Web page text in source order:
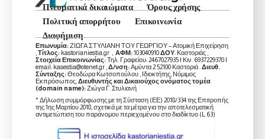
Πνευματικά δικαιώματα
Όρους χρήσης
Πολιτική απορρήτου
Επικοινωνία
Διαφήμιση
Επωνυμία:ΖΙΩΓΑ ΣΤΥΛΙΑΝΗ ΤΟΥ ΓΕΩΡΓΙΟΥ – Ατομική Επιχείρηση
Τίτλος: kastorianiestia.gr , ΑΦΜ:103040910ΔΟΥ: Καστοριάς ,
Στοιχεία Επικοινωνίας:Τηλ. Γραφείου: 2467027935 | Κιν. 6937229370 |
email: kasestia@otenet.gr , Δ/νση:Αμύντα 2 52100 Καστοριά . Διευθ.
Σύνταξης:Θεοδώρα Κωτσοπούλου , Ιδιοκτήτης, Νόμιμος
Εκπρόσωπος, Διευθυντής και Δικαιούχος ονόματος τομέα
(domain name):Ζιώγα Γ. Στυλιανή
* Δήλωση συμμόρφωσης με τη Σύσταση (ΕΕ) 2018/334 της Επιτροπής
της 1ης Μαρτίου 2018, σχετικά με τα μέτρα για την αποτελεσματική
αντιμετώπιση του παράνομου περιεχομένου στο διαδίκτυο (L 63)